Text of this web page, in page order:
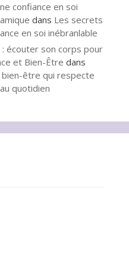
confiance en soi
dans Les secrets
en soi inébranlable
écouter son corps pour
et Bien-Être dans
être qui respecte
quotidien